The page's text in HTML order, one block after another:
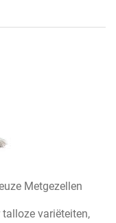
Metgezellen
variëteiten,